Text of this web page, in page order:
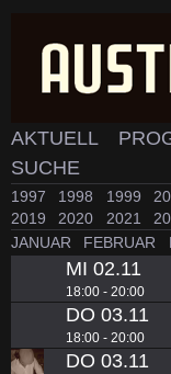
AKTUELL
SUCHE
1997 1998 1999
2019
2020 2021
JANUAR
FEBRUAR
MI 02.11
18:00 - 20:00
DO 03.11
18:00 - 20:00
DO 03.11